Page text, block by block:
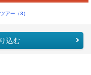
アー（3）
込む